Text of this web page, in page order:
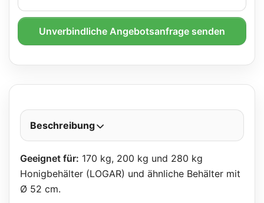
Unverbindliche Angebotsanfrage senden
Beschreibung
Geeignet für: 170 kg, 200 kg und 280 kg
Honigbehälter (LOGAR) und ähnliche Behälter mit
Ø 52 cm.